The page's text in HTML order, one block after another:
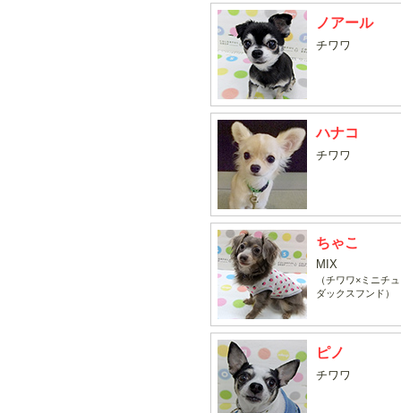
ノアール
チワワ
ハナコ
チワワ
ちゃこ
MIX
（チワワ×ミニチ
ダックスフンド）
ピノ
チワワ